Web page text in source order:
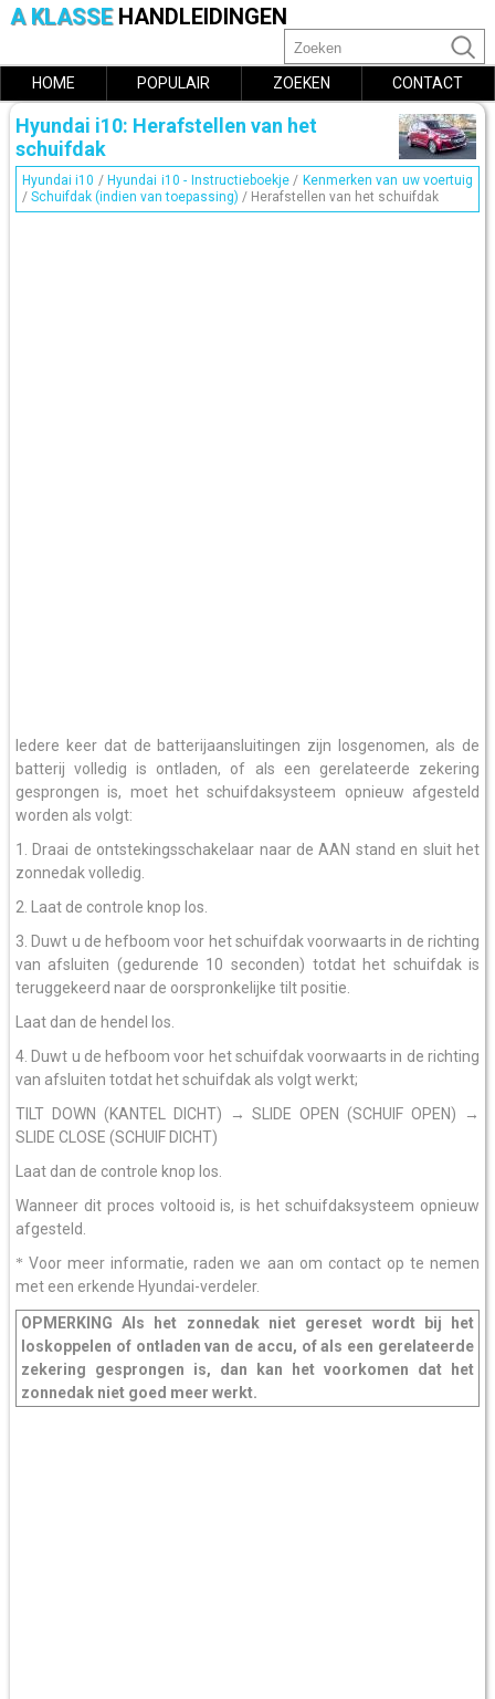
A KLASSE HANDLEIDINGEN
HOME POPULAIR ZOEKEN CONTACT
Hyundai i10: Herafstellen van het
schuifdak
Hyundai i10 / Hyundai i10 - Instructieboekje/ Kenmerken van uw voertuig
/ Schuifdak (indien van toepassing) / Herafstellen van het schuifdak
Iedere keer dat de batterijaansluitingen zijn losgenomen, als de
batterij volledig is ontladen, of als een gerelateerde zekering
gesprongen is, moet het schuifdaksysteem opnieuw afgesteld
worden als volgt:
1. Draai de ontstekingsschakelaar naar de AAN stand en sluit het
zonnedak volledig.
2. Laat de controle knop los.
3. Duwt u de hefboom voor het schuifdak voorwaarts in de richting
van afsluiten (gedurende 10 seconden) totdat het schuifdak is
teruggekeerd naar de oorspronkelijke tilt positie.
Laat dan de hendel los.
4. Duwt u de hefboom voor het schuifdak voorwaarts in de richting
van afsluiten totdat het schuifdak als volgt werkt;
TILT DOWN (KANTEL DICHT) → SLIDE OPEN (SCHUIF OPEN) →
SLIDE CLOSE (SCHUIF DICHT)
Laat dan de controle knop los.
Wanneer dit proces voltooid is, is het schuifdaksysteem opnieuw
afgesteld.
* Voor meer informatie, raden we aan om contact op te nemen
met een erkende Hyundai-verdeler.
OPMERKING Als het zonnedak niet gereset wordt bij het
loskoppelen of ontladen van de accu, of als een gerelateerde
zekering gesprongen is, dan kan het voorkomen dat het
zonnedak niet goed meer werkt.